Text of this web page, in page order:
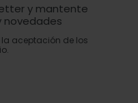
y mantente
novedades
aceptación de los